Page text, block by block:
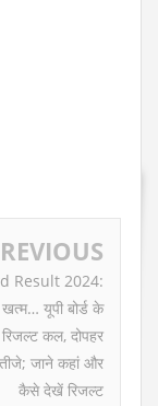
Result 2024:
यूपी बोर्ड के
कल, दोपहर
जाने कहां और
कैसे देखें रिजल्ट